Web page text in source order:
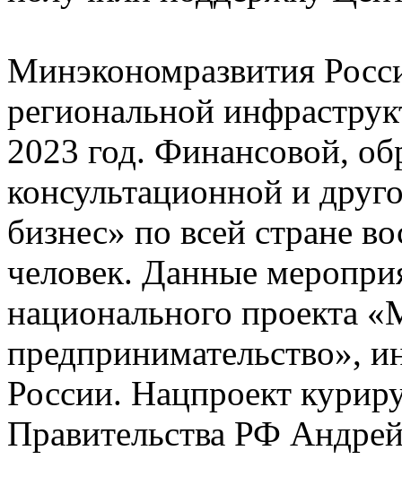
Минэкономразвития
региональной
2023 год. Финансовой,
консультационной и
бизнес» по всей стране
человек. Данные
национального проекта
предпринимательство»,
России. Нацпроект
Правительства РФ